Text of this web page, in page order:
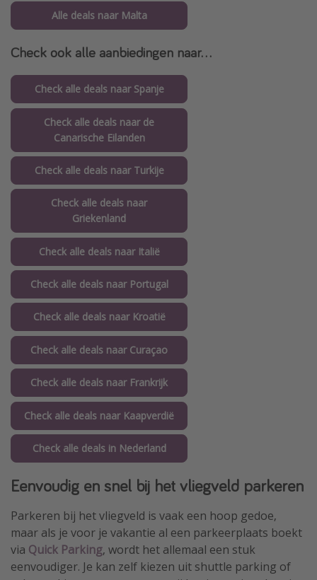
Alle deals naar Malta
Check ook alle aanbiedingen naar...
Check alle deals naar Spanje
Check alle deals naar de
Canarische Eilanden
Check alle deals naar Turkije
Check alle deals naar
Griekenland
Check alle deals naar Italië
Check alle deals naar Portugal
Check alle deals naar Kroatië
Check alle deals naar Curaçao
Check alle deals naar Frankrijk
Check alle deals naar Kaapverdië
Check alle deals in Nederland
Eenvoudig en snel bij het vliegveld parkeren
Parkeren bij het vliegveld is vaak een hoop gedoe,
maar als je voor je vakantie al een parkeerplaats boekt
via Quick Parking, wordt het allemaal een stuk
eenvoudiger. Je kan zelf kiezen uit shuttle parking of